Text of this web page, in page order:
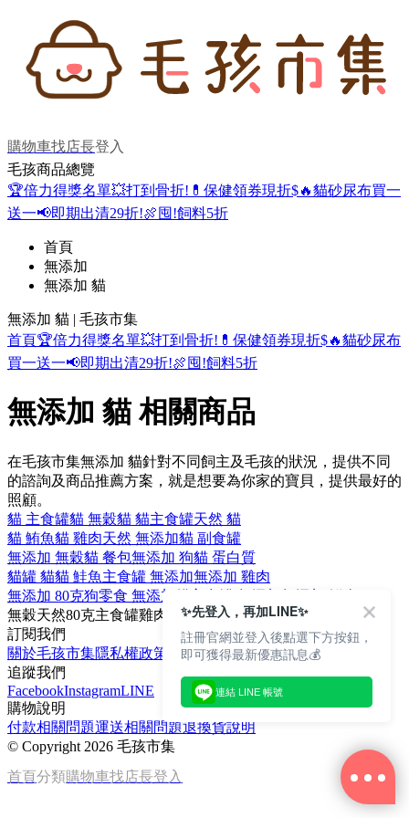
購物車找店長登入
毛孩商品總覽
🏆倍力得獎名單💥打到骨折! 💊保健領券現折$🔥貓砂尿布買一
送一📢即期出清29折!🍖囤!飼料5折
首頁
無添加
無添加 貓
無添加 貓 | 毛孩市集
首頁🏆倍力得獎名單💥打到骨折! 💊保健領券現折$🔥貓砂尿布
買一送一📢即期出清29折!🍖囤!飼料5折
無添加 貓 相關商品
在毛孩市集無添加 貓針對不同飼主及毛孩的狀況，提供不同
的諮詢及商品推薦方案，就是想要為你家的寶貝，提供最好的
照顧。
貓 主食罐貓 無穀貓 貓主食罐天然 貓
貓 鮪魚貓 雞肉天然 無添加貓 副食罐
無添加 無穀貓 餐包無添加 狗貓 蛋白質
貓罐 貓貓 鮭魚主食罐 無添加無添加 雞肉
無添加 80克狗零食 無添加
無穀天然80克主食罐雞肉
訂閱我們
關於毛孩市集隱私權政策
文章
追蹤我們
FacebookInstagramLINE
購物說明
付款相關問題運送相關問題退換貨說明
© Copyright 2026 毛孩市集
首頁分類購物車找店長登入
✨先登入，再加LINE✨
註冊官網並登入後點選下方按鈕，
即可獲得最新優惠訊息💰
連結 LINE 帳號